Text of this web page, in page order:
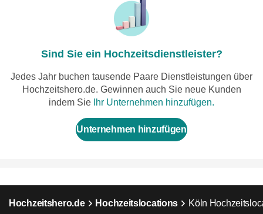
Sind Sie ein Hochzeitsdienstleister?
Jedes Jahr buchen tausende Paare Dienstleistungen über
Hochzeitshero.de. Gewinnen auch Sie neue Kunden
indem Sie Ihr Unternehmen hinzufügen.
Unternehmen hinzufügen
Hochzeitshero.de Hochzeitslocations Köln